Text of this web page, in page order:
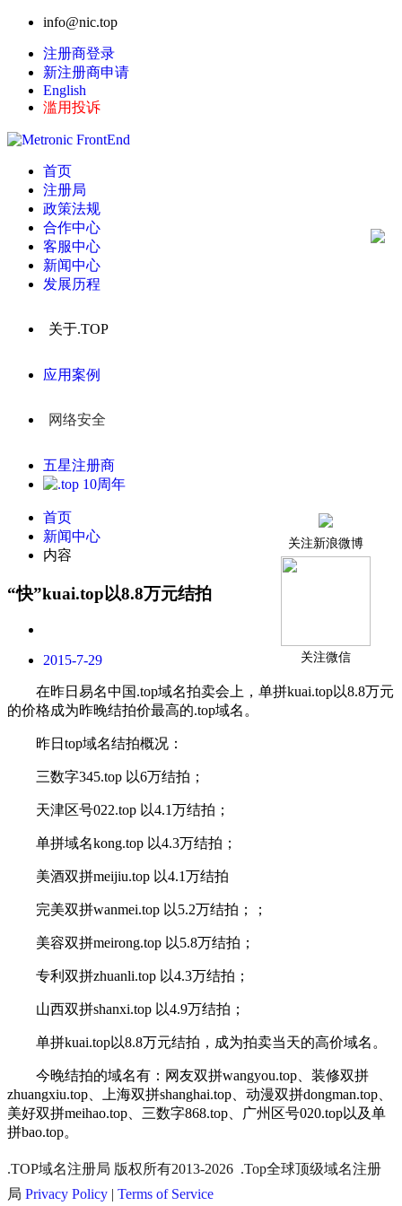
info@nic.top
注册商登录
新注册商申请
English
滥用投诉
首页
注册局
政策法规
合作中心
客服中心
新闻中心
发展历程
关于.TOP
应用案例
网络安全
五星注册商
关注新浪微博
关注微信
首页
新闻中心
内容
“快”kuai.top以8.8万元结拍
2015-7-29
在昨日易名中国.top域名拍卖会上，单拼kuai.top以8.8万元
的价格成为昨晚结拍价最高的.top域名。
昨日 top域名结拍概况：
三数字345.top 以6万结拍；
天津区号022.top 以4.1万结拍；
单拼域名kong.top 以4.3万结拍；
美酒双拼meijiu.top 以4.1万结拍
完美双拼wanmei.top 以5.2万结拍；；
美容双拼meirong.top 以5.8万结拍；
专利双拼zhuanli.top 以4.3万结拍；
山西双拼shanxi.top 以4.9万结拍；
单拼kuai.top以8.8万元结拍，成为拍卖当天的高价域名。
今晚结拍的域名有：网友双拼wangyou.top、装修双拼
zhuangxiu.top、上海双拼shanghai.top、动漫双拼dongman.top、
美好双拼meihao.top、三数字868.top、广州区号020.top以及单
拼bao.top。
.TOP域名注册局 版权所有2013-2026 .Top全球顶级域名注册
局 Privacy Policy | Terms of Service